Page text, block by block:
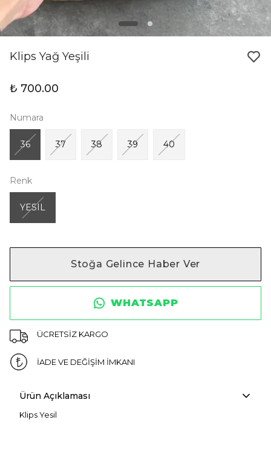
Klips Yağ Yeşili
₺ 700.00
Numara
36 37 38 39 40
Renk
YESIL
Stoğa Gelince Haber Ver
WHATSAPP
ÜCRETSİZ KARGO
İADE VE DEĞİŞİM İMKANI
Ürün Açıklaması
Klips Yesil